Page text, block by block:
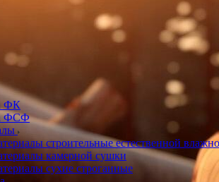
ФК
ФСФ
строительные естественной
камерной сушки
сухие строганные